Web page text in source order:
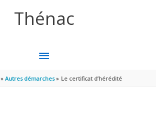
Thénac
MENU
PRINCIPAL
Autres démarches Le certificat d’hérédité